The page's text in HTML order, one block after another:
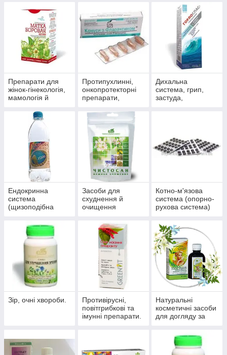
концентрати для
прийняття ванн.
чоловічого
здоров'я
Препарати для
жінок-гінекологія,
мамологія й
Протипухлинні,
онкопротекторні
препарати,
Дихальна
система, грип,
застуда,
Ендокринна
система
(щизоподібна
діабет)
Засоби для
схуднення й
очищення
Котно-м'язова
система (опорно-
рухова система)
Зір, очні хвороби.
Противірусні,
повітгрибкові та
імунні препарати.
Натуральні
косметичні засоби
для догляду за